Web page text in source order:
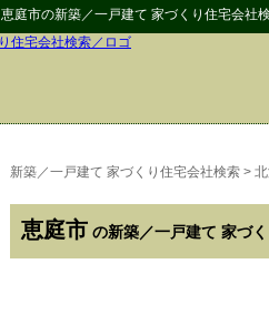
恵庭市の新築／一戸建て 家づくり住宅会社
新築／一戸建て 家づくり住宅会社検索 >
恵庭市 の新築／一戸建て 家づ